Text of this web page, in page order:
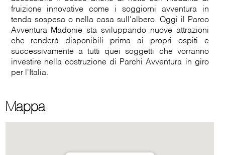
fruizione innovative come i soggiorni avventura in
tenda sospesa o nella casa sull'albero. Oggi il Parco
Avventura Madonie sta sviluppando nuove attrazioni
che renderà disponibili prima ai propri ospiti e
successivamente a tutti quei soggetti che vorranno
investire nella costruzione di Parchi Avventura in giro
per l'Italia.
Mappa